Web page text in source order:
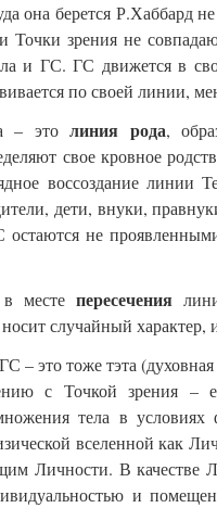
она берется Р.Хаббард
зрения не
и ГС. ГС движется в
по своей линии,
– это линия рода,
свое кровное
воссоздание линии
дети, внуки,
не
в местепересечения
случайный характер,
это тоже тэта (духовная
с Точкой зрения –
тела в
вселенной как
Личности. В качестве
и